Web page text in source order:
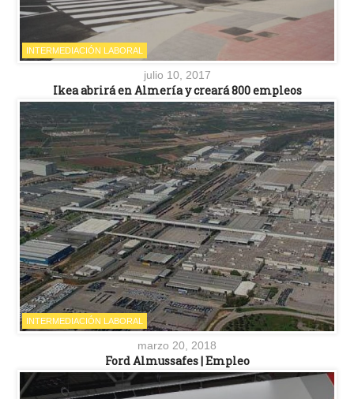
INTERMEDIACIÓN LABORAL
julio 10, 2017
Ikea abrirá en Almería y creará 800 empleos
INTERMEDIACIÓN LABORAL
marzo 20, 2018
Ford Almussafes | Empleo